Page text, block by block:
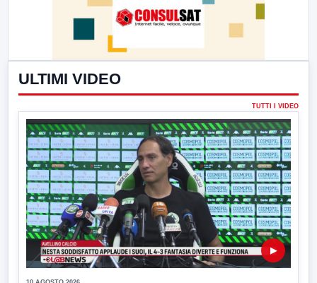
ULTIMI VIDEO
TUTTI I VIDEO
▶